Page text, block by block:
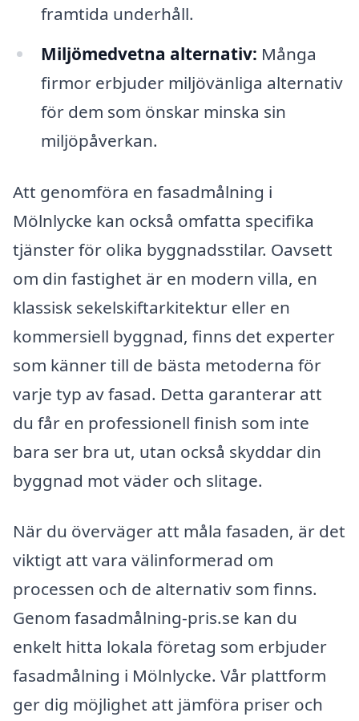
framtida underhåll.
Miljömedvetna alternativ: Många
firmor erbjuder miljövänliga alternativ
för dem som önskar minska sin
miljöpåverkan.
Att genomföra en fasadmålning i
Mölnlycke kan också omfatta specifika
tjänster för olika byggnadsstilar. Oavsett
om din fastighet är en modern villa, en
klassisk sekelskiftarkitektur eller en
kommersiell byggnad, finns det experter
som känner till de bästa metoderna för
varje typ av fasad. Detta garanterar att
du får en professionell finish som inte
bara ser bra ut, utan också skyddar din
byggnad mot väder och slitage.
När du överväger att måla fasaden, är det
viktigt att vara välinformerad om
processen och de alternativ som finns.
Genom fasadmålning-pris.se kan du
enkelt hitta lokala företag som erbjuder
fasadmålning i Mölnlycke. Vår plattform
ger dig möjlighet att jämföra priser och